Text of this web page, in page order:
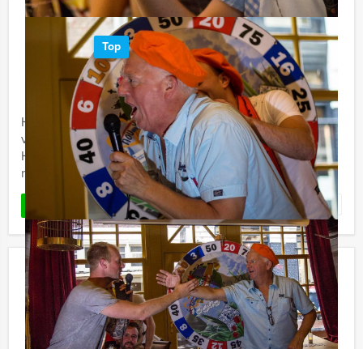
Get The Picture Dinner Deventer
Top
Vanaf€ 62,50 p.p. excl. BTW
Vanaf 12 personen ‐ 4 uur en 30 minuten
Het 'Get The Picture Dinner' in Deventer, dat is genieten
van lekker eten én een speurtocht door de stad, met
Holland Tour Guides. Wandelen en de mooiste kiekjes
nemen ...
LEES MEER Favoriet
Old Assen
Vanaf€ 22,50 p.p. excl. BTW
Vanaf 12 personen ‐ 2 uur en 30 minuten